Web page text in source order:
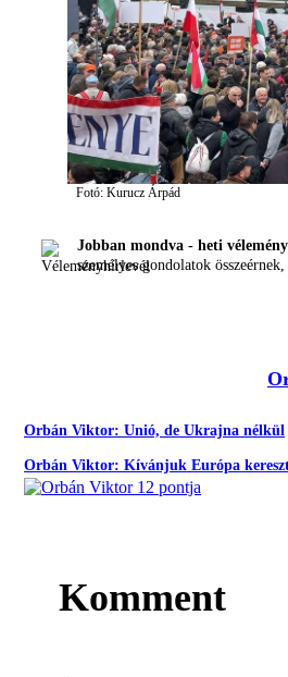
Fotó: Kurucz Árpád
Jobban mondva - heti
személyes gondolatok
Orbán Viktor: Unió, de Ukrajna nélkül
Orbán Viktor: Kívánjuk Európa
Komment